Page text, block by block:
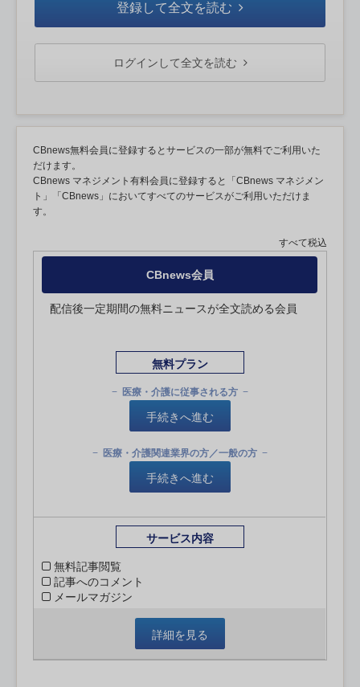
登録して全文を読む
ログインして全文を読む
CBnews無料会員に登録するとサービスの一部が無料でご利用いた
だけます。
CBnews マネジメント有料会員に登録すると「CBnews マネジメン
ト」「CBnews」においてすべてのサービスがご利用いただけま
す。
すべて税込
CBnews会員
配信後一定期間の無料ニュースが全文読める会員
無料プラン
医療・介護に従事される方
手続きへ進む
医療・介護関連業界の方／一般の方
手続きへ進む
サービス内容
無料記事閲覧
記事へのコメント
メールマガジン
詳細を見る